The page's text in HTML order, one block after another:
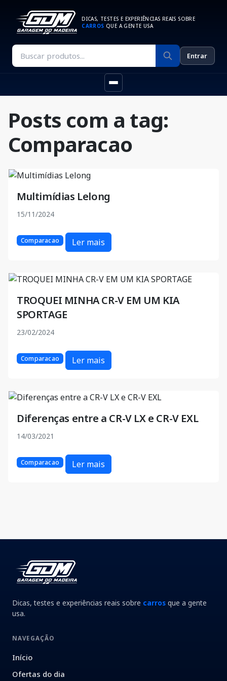
DICAS, TESTES E EXPERIÊNCIAS REAIS SOBRE
CARROS QUE A GENTE USA
Entrar
Posts com a tag:
Comparacao
Multimídias Lelong
15/11/2024
Comparacao Ler mais
TROQUEI MINHA CR-V EM UM KIA
SPORTAGE
23/02/2024
Comparacao Ler mais
Diferenças entre a CR-V LX e CR-V EXL
14/03/2021
Comparacao Ler mais
Dicas, testes e experiências reais sobre carros que a gente
usa.
NAVEGAÇÃO
Início
Ofertas do dia